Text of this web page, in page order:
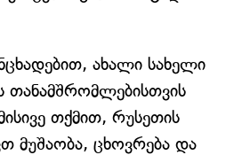
ახალი სახელი
თანამშრომლებისთვის
თქმით, რუსეთის
მუშაობა, ცხოვრება და